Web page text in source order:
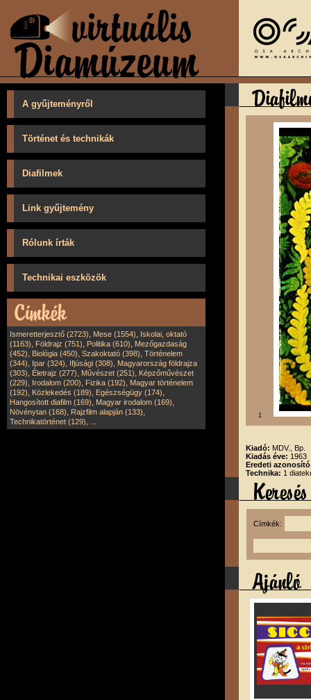
A gyűjteményről
Történet és technikák
Diafilmek
Link gyűjtemény
Rólunk írták
Technikai eszközök
Ismeretterjesztő (2723), Mese (1554), Iskolai, oktató
(1163), Földrajz (751), Politika (610), Mezőgazdaság
(452), Biológia (450), Szakoktató (398), Történelem
(344), Ipar (324), Ifjúsági (308), Magyarország földrajza
(303), Életrajz (277), Művészet (251), Képzőművészet
(229), Irodalom (200), Fizika (192), Magyar történelem
(192), Közlekedés (189), Egészségügy (174),
Hangosított diafilm (169), Magyar irodalom (169),
Növénytan (168), Rajzfilm alapján (133),
Technikatörténet (129),
1
Kiadó: MDV., Bp.
Kiadás éve: 1963
Eredeti
Technika: 1
Címkék: